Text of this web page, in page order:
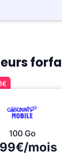
100 Go
mois